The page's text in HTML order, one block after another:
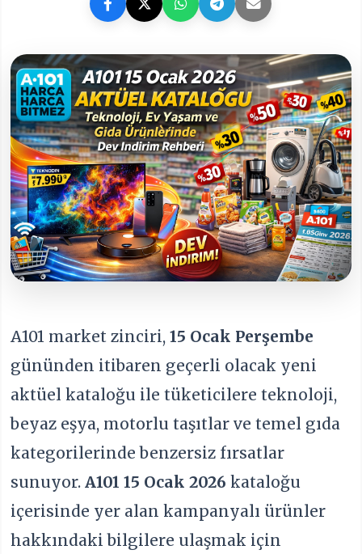
A101 market zinciri,15 Ocak Perşembe
gününden itibaren geçerli olacak yeni
aktüel kataloğu ile tüketicilere teknoloji,
beyaz eşya, motorlu taşıtlar ve temel gıda
kategorilerinde benzersiz fırsatlar
sunuyor.A101 15 Ocak 2026 kataloğu
içerisinde yer alan kampanyalı ürünler
hakkındaki bilgilere ulaşmak için